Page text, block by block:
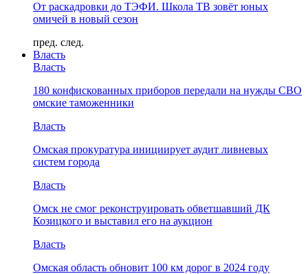
От раскадровки до ТЭФИ. Школа ТВ зовёт юных
омичей в новый сезон
пред. след.
Власть
Власть
180 конфискованных приборов передали на нужды СВО
омские таможенники
Власть
Омская прокуратура инициирует аудит ливневых
систем города
Власть
Омск не смог реконструировать обветшавший ДК
Козицкого и выставил его на аукцион
Власть
Омская область обновит 100 км дорог в 2024 году